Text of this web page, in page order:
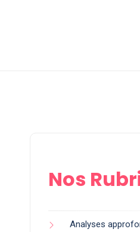
Nos
Analyses